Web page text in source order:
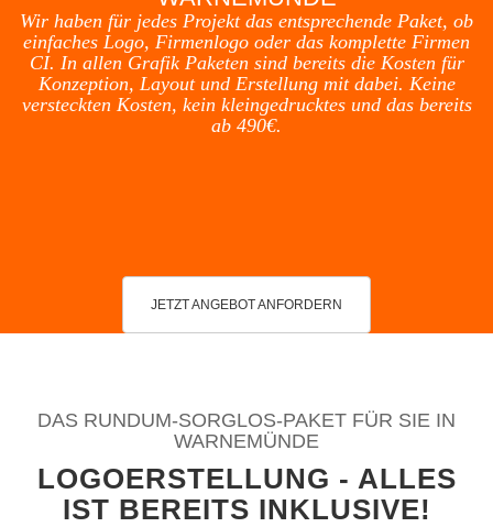
Wir haben für jedes Projekt das entsprechende Paket, ob
einfaches Logo, Firmenlogo oder das komplette Firmen
CI. In allen Grafik Paketen sind bereits die Kosten für
Konzeption, Layout und Erstellung mit dabei. Keine
versteckten Kosten, kein kleingedrucktes und das bereits
ab 490€.
JETZT ANGEBOT ANFORDERN
DAS RUNDUM-SORGLOS-PAKET FÜR SIE IN
WARNEMÜNDE
LOGOERSTELLUNG - ALLES
IST BEREITS INKLUSIVE!